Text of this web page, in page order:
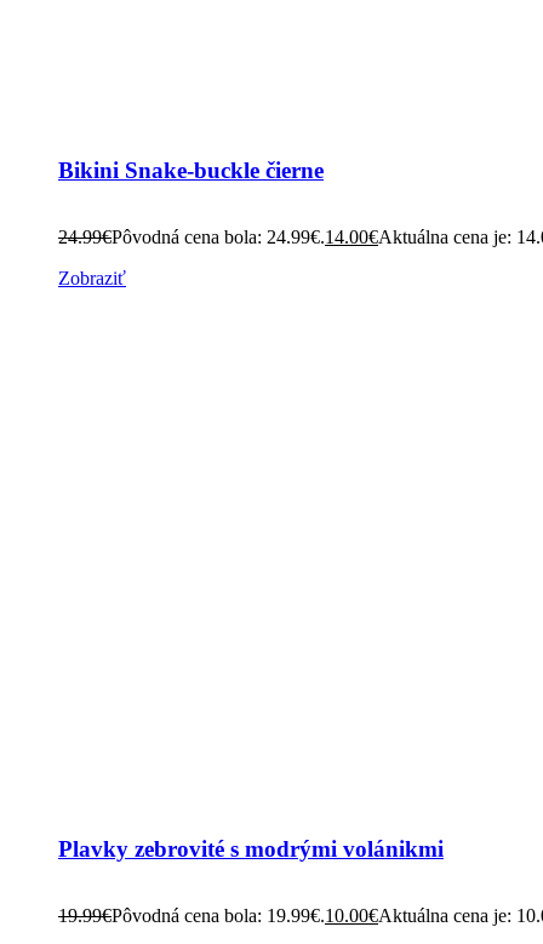
Bikini Snake-buckle čierne
24.99€Pôvodná cena bola: 24.99€.14.00€Aktuálna cena je:
Zobraziť
Plavky zebrovité s modrými volánikmi
19.99€Pôvodná cena bola: 19.99€.10.00€Aktuálna cena je: